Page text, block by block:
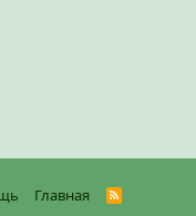
Главная
R